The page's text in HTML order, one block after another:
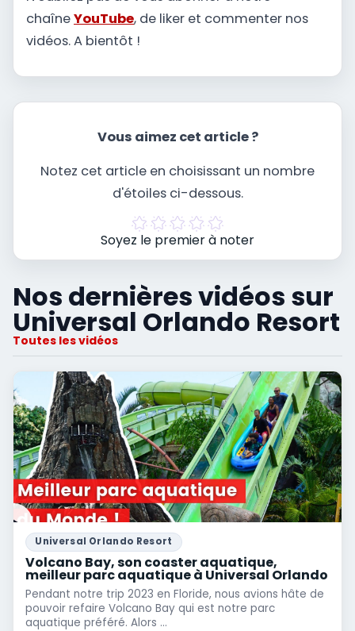
chaîneYouTube, de liker et commenter nos
vidéos. A bientôt !
Vous aimez cet article ?
Notez cet article en choisissant un nombre
d'étoiles ci-dessous.
Soyez le premier à noter
Nos dernières vidéos sur
Universal Orlando Resort
Toutes les vidéos
Universal Orlando Resort
Volcano Bay, son coaster aquatique,
meilleur parc aquatique à Universal Orlando
Pendant notre trip 2023 en Floride, nous avions hâte de
pouvoir refaire Volcano Bay qui est notre parc
aquatique préféré. Alors ...